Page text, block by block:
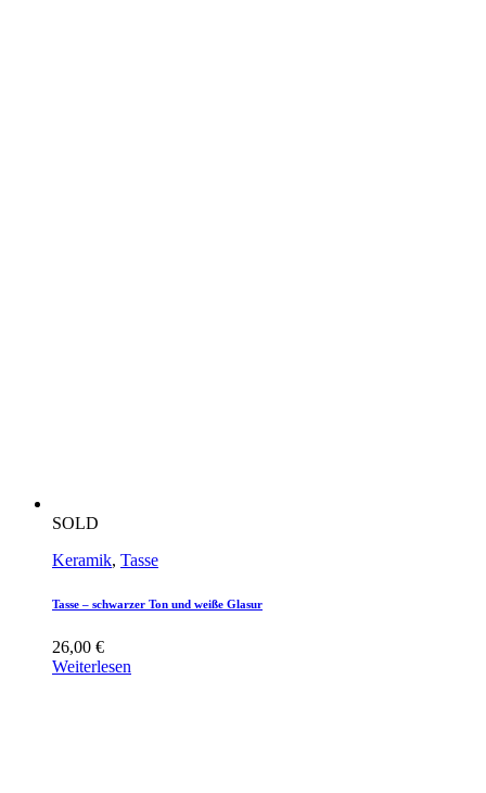
SOLD
Keramik, Tasse
Tasse – schwarzer Ton und weiße Glasur
26,00 €
Weiterlesen